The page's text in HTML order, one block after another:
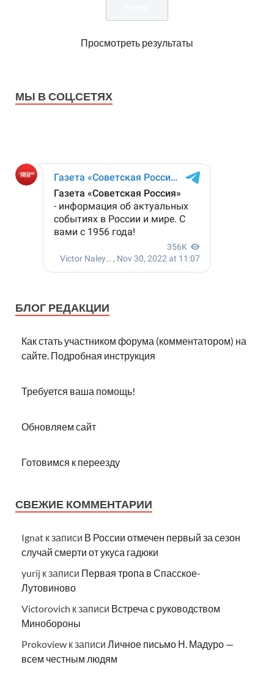
Просмотреть результаты
МЫ В СОЦ.СЕТЯХ
БЛОГ РЕДАКЦИИ
Как стать участником форума (комментатором) на
сайте. Подробная инструкция
Требуется ваша помощь!
Обновляем сайт
Готовимся к переезду
СВЕЖИЕ КОММЕНТАРИИ
Ignat к записи В России отмечен первый за сезон
случай смерти от укуса гадюки
yurij к записи Первая тропа в Спасское-
Лутовиново
Victorovich к записи Встреча с руководством
Минобороны
Prokoview к записи Личное письмо Н. Мадуро —
всем честным людям